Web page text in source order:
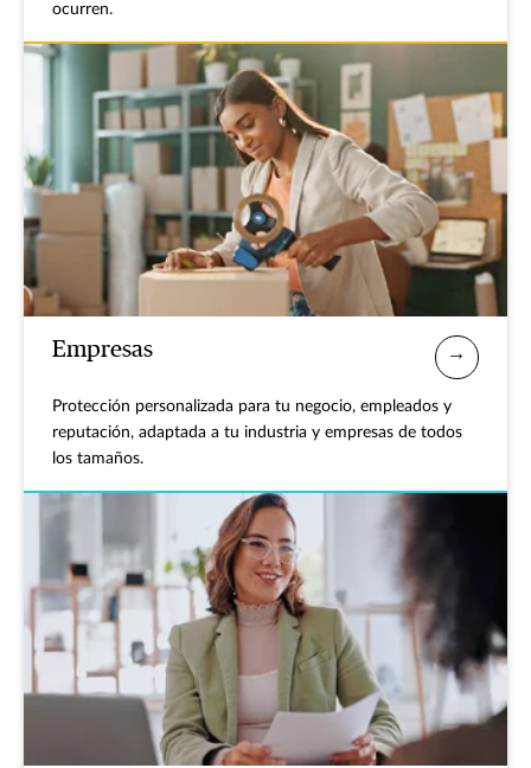
ocurren.
Empresas
Protección personalizada para tu negocio, empleados y
reputación, adaptada a tu industria y empresas de todos
los tamaños.